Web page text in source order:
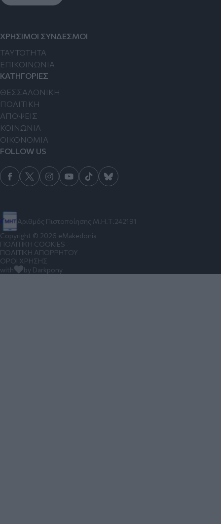
Αριθμός Πιστοποίησης Μ.Η.Τ.242191
ΧΡΗΣΙΜΟΙ ΣΥΝΔΕΣΜΟΙ
TAYTOTHTA
ΕΠΙΚΟΙΝΩΝΙΑ
ΚΑΤΗΓΟΡΙΕΣ
ΘΕΣΣΑΛΟΝΙΚΗ
ΠΟΛΙΤΙΚΗ
ΑΠΟΨΕΙΣ
ΚΟΙΝΩΝΙΑ
ΟΙΚΟΝΟΜΙΑ
FOLLOW US
Copyright © 2026 eMakedonia
ΠΟΛΙΤΙΚΗ COOKIES
ΠΟΛΙΤΙΚΗ ΑΠΟΡΡΗΤΟΥ
ΟΡΟΙ ΧΡΗΣΗΣ
with
by Darkpony